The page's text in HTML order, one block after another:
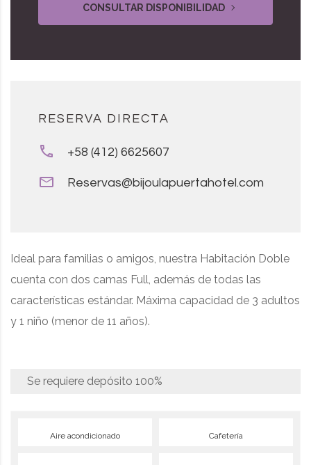
Se requiere depósito 100%
Aire acondicionado Cafetería
Ideal para familias o amigos, nuestra Habitación Doble
cuenta con dos camas Full, además de todas las
características estándar. Máxima capacidad de 3 adultos
y 1 niño (menor de 11 años).
CONSULTAR DISPONIBILIDAD
RESERVA DIRECTA
+58 (412) 6625607
Reservas@bijoulapuertahotel.com